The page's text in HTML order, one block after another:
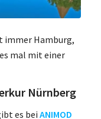
immer Hamburg,
mal mit einer
Nürnberg
es bei ANIMOD